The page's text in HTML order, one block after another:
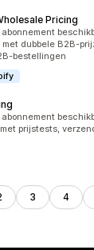
Pricing
met dubbele B2B-
bestellingen
prijstests,
3 4